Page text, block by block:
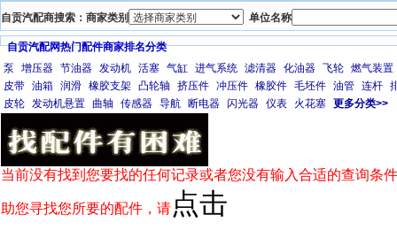
自贡汽配商搜索：商家类别 单位名称
自贡汽配网热门配件商家排名分类
泵
增压器 节油器 发动机 活塞 气缸 进气系统 滤清器 化油器 飞轮 燃气装置
皮带 油箱 润滑 橡胶支架 凸轮轴 挤压件 冲压件 橡胶件 毛坯件 油管 连杆
皮轮 发动机悬置 曲轴 传感器 导航 断电器 闪光器 仪表 火花塞 更多分类>>
当前没有找到您要找的任何记录或者您没有输入合适的查询条
助您寻找您所要的配件，请 点击